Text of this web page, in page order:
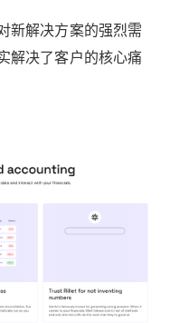
新解决方案的强烈需
解决了客户的核心痛